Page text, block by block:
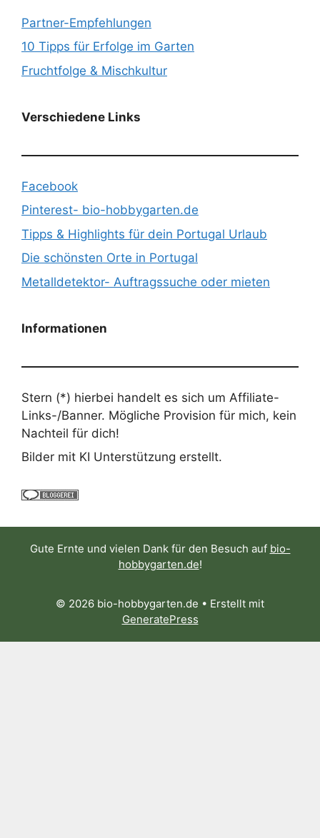
Partner-Empfehlungen
10 Tipps für Erfolge im Garten
Fruchtfolge & Mischkultur
Verschiedene Links
Facebook
Pinterest- bio-hobbygarten.de
Tipps & Highlights für dein Portugal Urlaub
Die schönsten Orte in Portugal
Metalldetektor- Auftragssuche oder mieten
Informationen
Stern (*) hierbei handelt es sich um Affiliate-
Links-/Banner. Mögliche Provision für mich, kein
Nachteil für dich!
Bilder mit KI Unterstützung erstellt.
Gute Ernte und vielen Dank für den Besuch auf bio-
hobbygarten.de!
© 2026 bio-hobbygarten.de • Erstellt mit
GeneratePress